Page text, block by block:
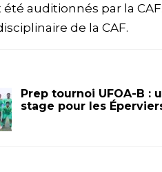
auditionnés par la
de la CAF.
Prep tournoi UFOA-B :
stage pour les